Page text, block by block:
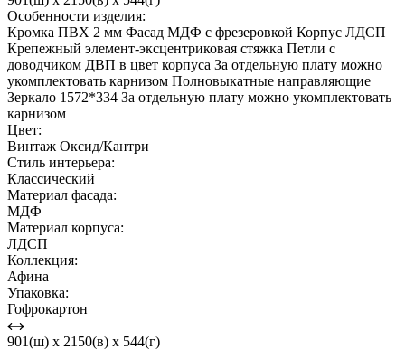
Особенности изделия:
Кромка ПВХ 2 мм Фасад МДФ с фрезеровкой Корпус ЛДСП
Крепежный элемент-эксцентриковая стяжка Петли с
доводчиком ДВП в цвет корпуса За отдельную плату можно
укомплектовать карнизом Полновыкатные направляющие
Зеркало 1572*334 За отдельную плату можно укомплектовать
карнизом
Цвет:
Винтаж Оксид/Кантри
Стиль интерьера:
Классический
Материал фасада:
МДФ
Материал корпуса:
ЛДСП
Коллекция:
Афина
Упаковка:
Гофрокартон
901(ш) x 2150(в) x 544(г)